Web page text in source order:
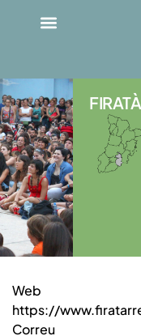
Web
https://
Correu